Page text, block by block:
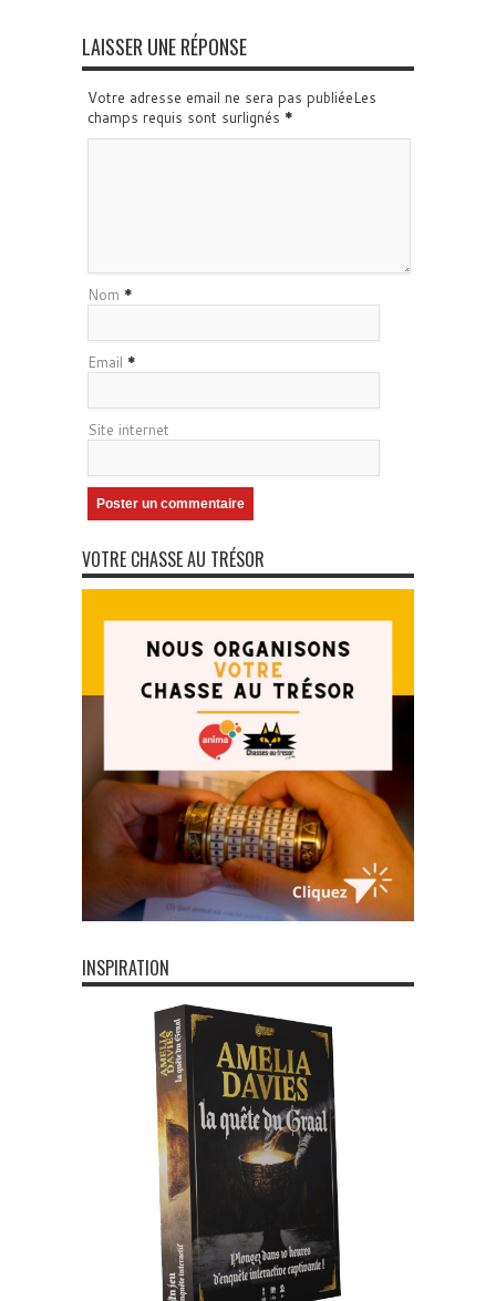
LAISSER UNE RÉPONSE
Votre adresse email ne sera pas publiéeLes
champs requis sont surlignés *
Nom *
Email *
Site internet
VOTRE CHASSE AU TRÉSOR
INSPIRATION